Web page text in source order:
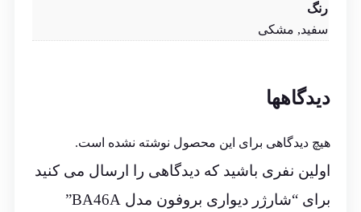
رنگ
سفید, مشکی
دیدگاهها
هیچ دیدگاهی برای این محصول نوشته نشده است.
اولین نفری باشید که دیدگاهی را ارسال می کنید
برای “شارژر دیواری بروفون مدل BA46A”